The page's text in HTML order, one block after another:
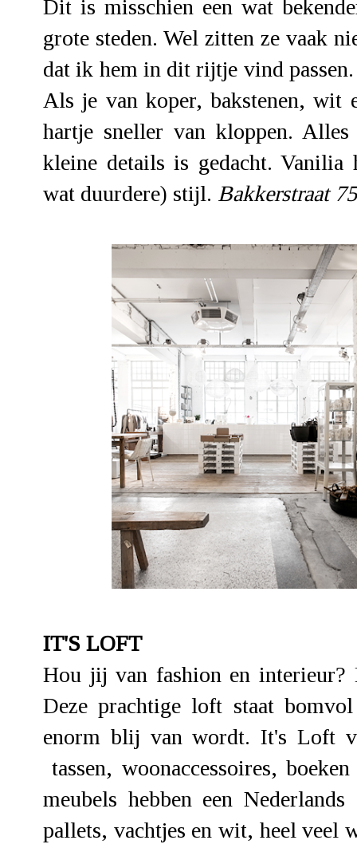
Dit is misschien een wat
grote steden. Wel zitten ze vaak
dat ik hem in dit rijtje vind
Als je van koper, bakstenen, wit
hartje sneller van kloppen.
kleine details is gedacht. Vanilia
wat duurdere) stijl. Bakkerstraat
IT'S LOFT
Hou jij van fashion en interieur?
Deze prachtige loft staat
enorm blij van wordt. It's Loft
tassen, woonaccessoires,
meubels hebben een
pallets, vachtjes en wit, heel veel